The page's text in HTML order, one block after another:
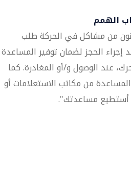
الهمم
من مشاكل في الحركة طلب
الحجز لضمان توفير المساعدة
عند الوصول و/أو المغادرة. كما
من مكاتب الاستعلامات أو
مساعدتك".